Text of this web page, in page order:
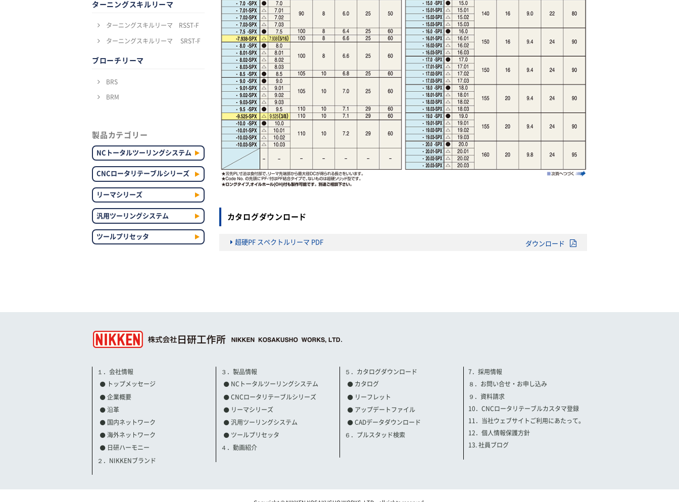
ターニングスキルリーマ
ターニングスキルリーマ RSST-F
ターニングスキルリーマ SRST-F
ブローチリーマ
BRS
BRM
製品カテゴリー
NCトータルツーリングシステム
CNCロータリテーブルシリーズ
リーマシリーズ
汎用ツーリングシステム
ツールプリセッタ
カタログダウンロード
超硬PF スペクトルリーマ PDF ダウンロード
１．会社情報
トップメッセージ
企業概要
沿革
国内ネットワーク
海外ネットワーク
日研ハーモニー
２．NIKKENブランド
３．製品情報
NCトータルツーリングシステム
CNCロータリテーブルシリーズ
リーマシリーズ
汎用ツーリングシステム
ツールプリセッタ
４．動画紹介
５．カタログダウンロード
カタログ
リーフレット
アップデートファイル
CADデータダウンロード
６．プルスタッド検索
7．採用情報
８．お問い合せ・お申し込み
９．資料請求
10．CNCロータリテーブルカスタマ登録
11．当社ウェブサイトご利用にあたって。
12．個人情報保護方針
13. 社員ブログ